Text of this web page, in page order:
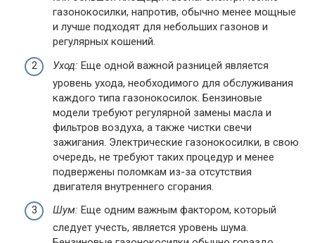
газонокосилки, напротив, обычно менее мощные
и лучше подходят для небольших газонов и
регулярных кошений.
Уход: Еще одной важной разницей является
уровень ухода, необходимого для обслуживания
каждого типа газонокосилок. Бензиновые
модели требуют регулярной замены масла и
фильтров воздуха, а также чистки свечи
зажигания. Электрические газонокосилки, в свою
очередь, не требуют таких процедур и менее
подвержены поломкам из-за отсутствия
двигателя внутреннего сгорания.
Шум: Еще одним важным фактором, который
следует учесть, является уровень шума.